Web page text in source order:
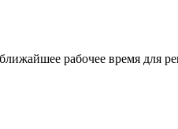
рабочее время для